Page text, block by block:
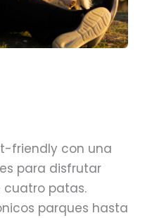
friendly con una
para disfrutar
patas.
parques hasta